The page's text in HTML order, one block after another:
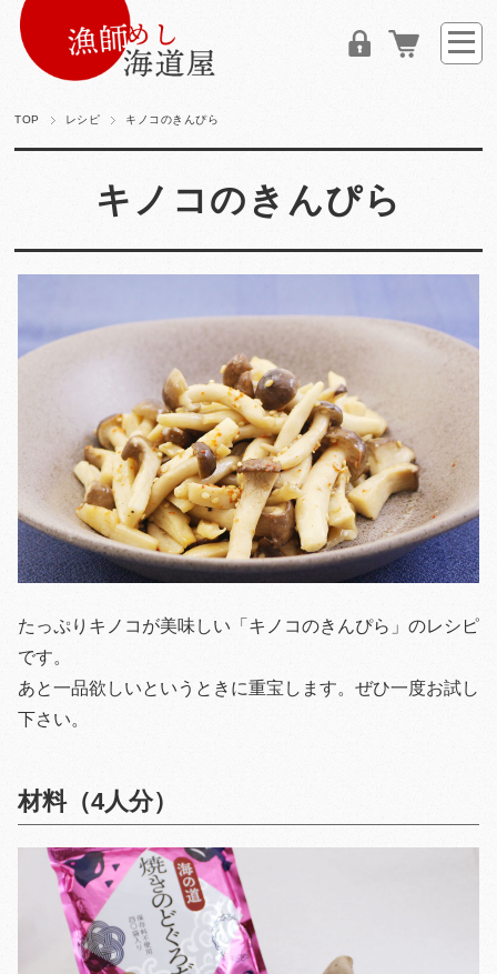
TOP レシピ キノコのきんぴら
キノコのきんぴら
たっぷりキノコが美味しい「キノコのきんぴら」のレシピ
です。
あと一品欲しいというときに重宝します。ぜひ一度お試し
下さい。
材料（4人分）